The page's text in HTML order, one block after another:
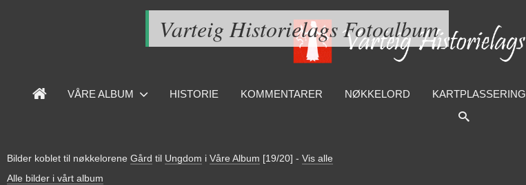
Varteig Historielags Fotoalbum
VÅRE ALBUM HISTORIE KOMMENTARER NØKKELORD KARTPLASSERING
Bilder koblet til nøkkelorene Gård til Ungdom i Våre Album [19/20] - Vis alle
Alle bilder i vårt album